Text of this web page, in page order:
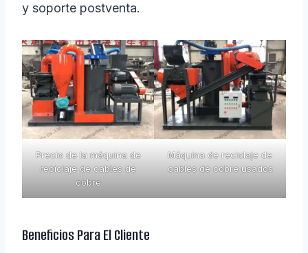
y soporte postventa.
Precio de la máquina de
reciclaje de cables de
cobre
Máquina de reciclaje de
cables de cobre usados
Beneficios Para El Cliente